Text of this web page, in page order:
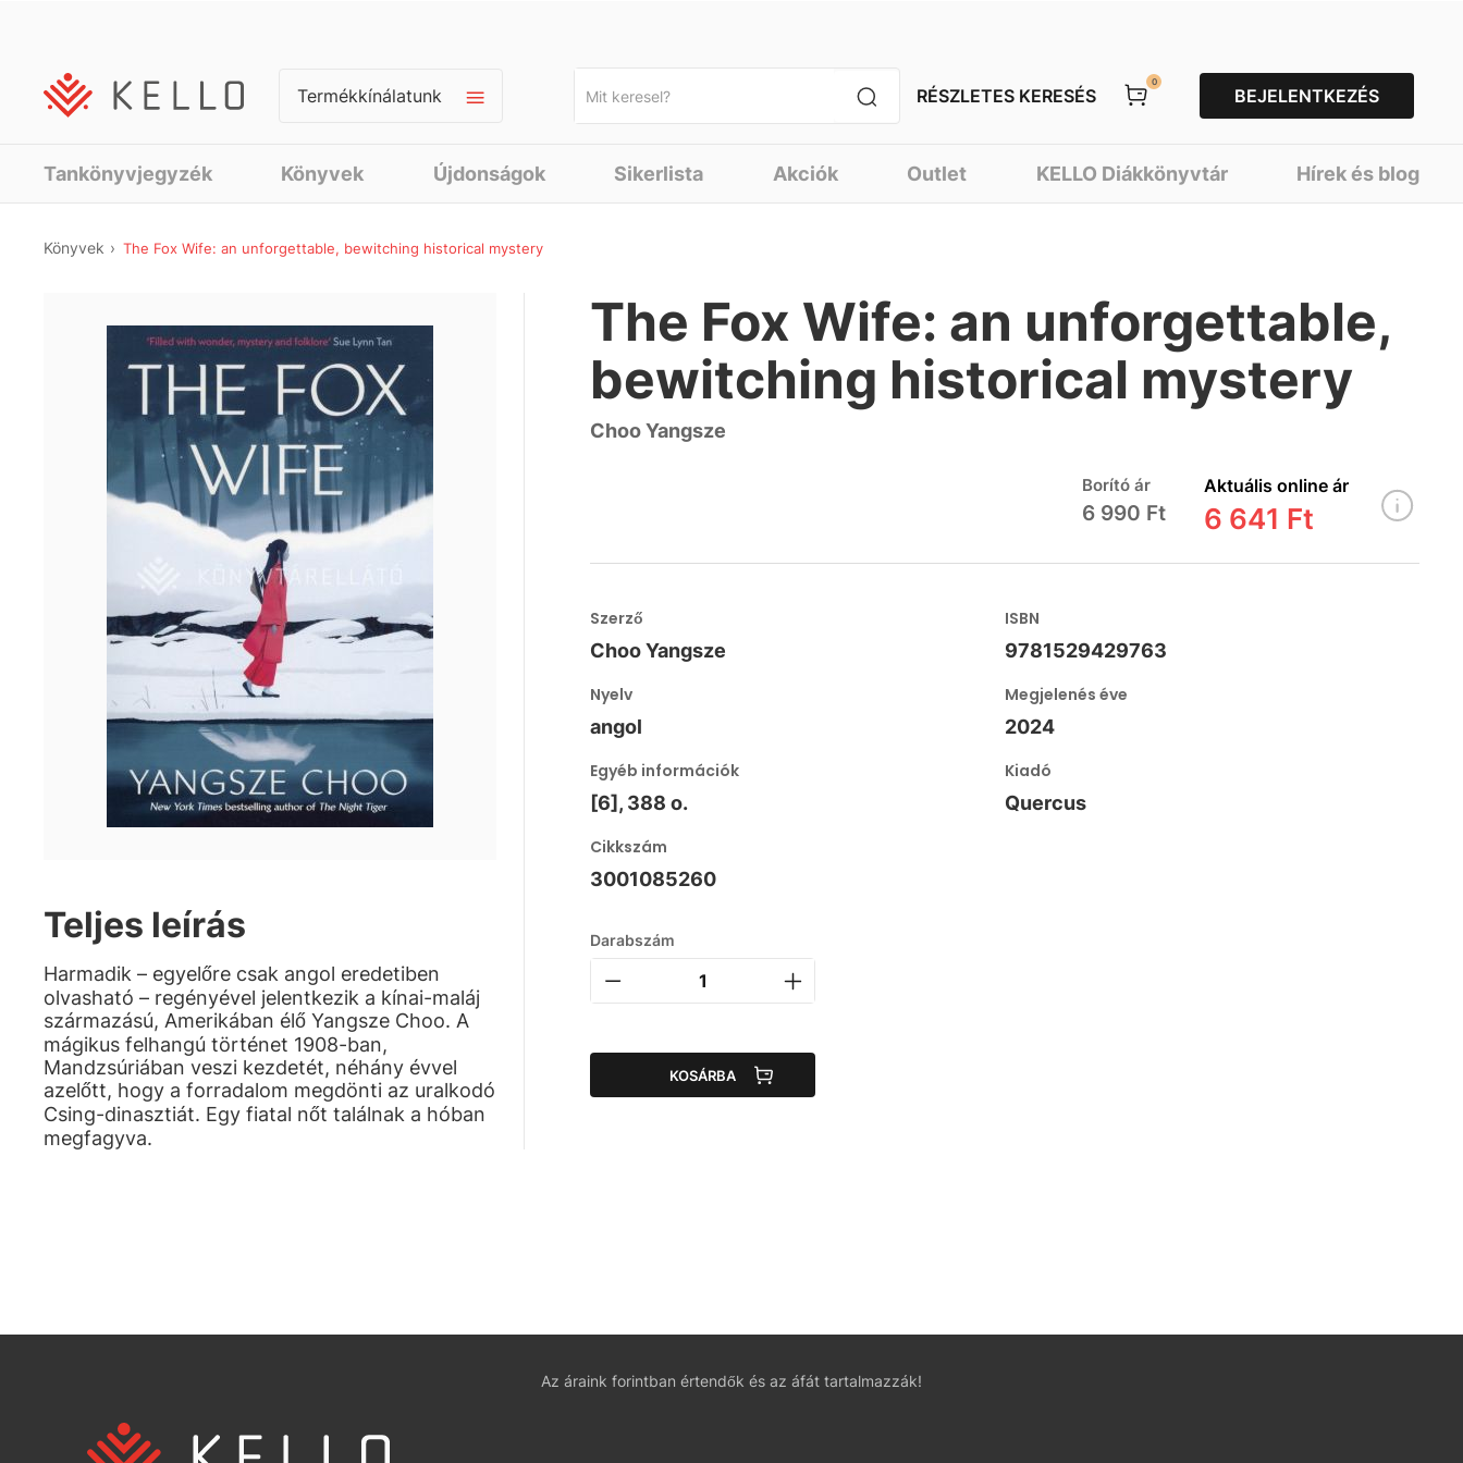
Termékkínálatunk RÉSZLETES KERESÉS
0
BEJELENTKEZÉS
Tankönyvjegyzék Könyvek Újdonságok Sikerlista Akciók Outlet KELLO Diákkönyvtár Hírek és blog
Könyvek The Fox Wife: an unforgettable, bewitching historical mystery
Teljes leírás
Harmadik – egyelőre csak angol eredetiben
olvasható – regényével jelentkezik a kínai-maláj
származású, Amerikában élő Yangsze Choo. A
mágikus felhangú történet 1908-ban,
Mandzsúriában veszi kezdetét, néhány évvel
azelőtt, hogy a forradalom megdönti az uralkodó
Csing-dinasztiát. Egy fiatal nőt találnak a hóban
megfagyva.
The Fox Wife: an unforgettable,
bewitching historical mystery
Choo Yangsze
Borító ár
6 990 Ft
Aktuális online ár
6 641 Ft
Szerző
Choo Yangsze
ISBN
9781529429763
Nyelv
angol
Megjelenés éve
2024
Egyéb információk
[6], 388 o.
Kiadó
Quercus
Cikkszám
3001085260
Darabszám
KOSÁRBA
Az áraink forintban értendők és az áfát tartalmazzák!